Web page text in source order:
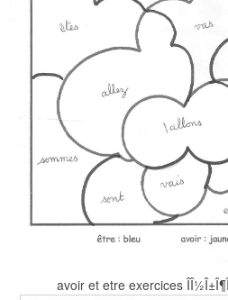
avoir et etre exercices ÎÎ½Î±Î¶Î